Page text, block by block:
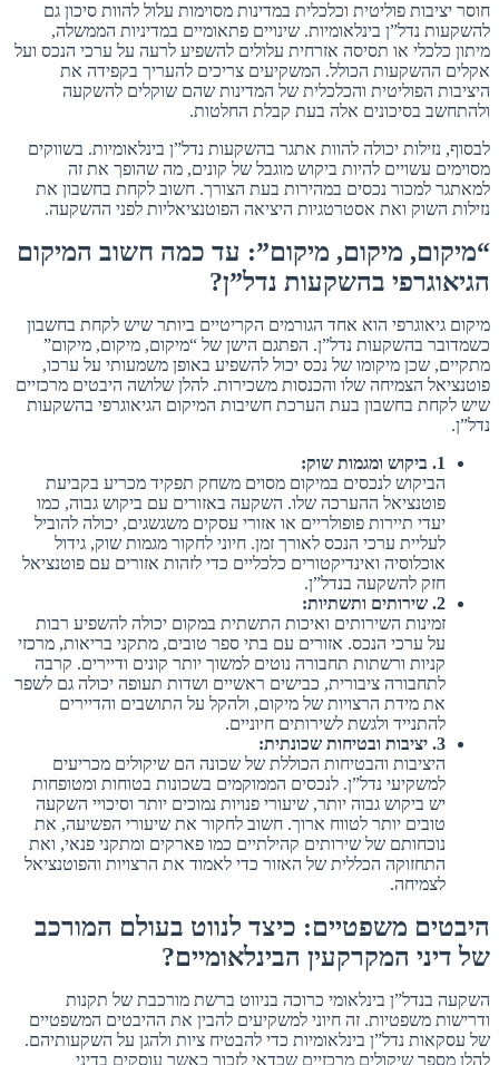
חוסר יציבות פוליטית וכלכלית במדינות מסוימות עלול להוות סיכון גם
להשקעות נדל”ן בינלאומיות. שינויים פתאומיים במדיניות הממשלה,
מיתון כלכלי או תסיסה אזרחית עלולים להשפיע לרעה על ערכי הנכס ועל
אקלים ההשקעות הכולל. המשקיעים צריכים להעריך בקפידה את
היציבות הפוליטית והכלכלית של המדינות שהם שוקלים להשקעה
ולהתחשב בסיכונים אלה בעת קבלת החלטות.
לבסוף, נזילות יכולה להוות אתגר בהשקעות נדל”ן בינלאומיות. בשווקים
מסוימים עשויים להיות ביקוש מוגבל של קונים, מה שהופך את זה
למאתגר למכור נכסים במהירות בעת הצורך. חשוב לקחת בחשבון את
נזילות השוק ואת אסטרטגיות היציאה הפוטנציאליות לפני ההשקעה.
“מיקום, מיקום, מיקום”: עד כמה חשוב המיקום
הגיאוגרפי בהשקעות נדל”ן?
מיקום גיאוגרפי הוא אחד הגורמים הקריטיים ביותר שיש לקחת בחשבון
כשמדובר בהשקעות נדל”ן. הפתגם הישן של “מיקום, מיקום, מיקום”
מתקיים, שכן מיקומו של נכס יכול להשפיע באופן משמעותי על ערכו,
פוטנציאל הצמיחה שלו והכנסות משכירות. להלן שלושה היבטים מרכזיים
שיש לקחת בחשבון בעת הערכת חשיבות המיקום הגיאוגרפי בהשקעות
נדל”ן.
1
. ביקוש ומגמות שוק:
הביקוש לנכסים במיקום מסוים משחק תפקיד מכריע בקביעת
פוטנציאל ההערכה שלו. השקעה באזורים עם ביקוש גבוה, כמו
יעדי תיירות פופולריים או אזורי עסקים משגשגים, יכולה להוביל
לעליית ערכי הנכס לאורך זמן. חיוני לחקור מגמות שוק, גידול
אוכלוסיה ואינדיקטורים כלכליים כדי לזהות אזורים עם פוטנציאל
חזק להשקעה בנדל”ן.
2
. שירותים ותשתיות:
זמינות השירותים ואיכות התשתית במקום יכולה להשפיע רבות
על ערכי הנכס. אזורים עם בתי ספר טובים, מתקני בריאות, מרכזי
קניות ורשתות תחבורה נוטים למשוך יותר קונים ודיירים. קרבה
לתחבורה ציבורית, כבישים ראשיים ושדות תעופה יכולה גם לשפר
את מידת הרצויות של מיקום, ולהקל על התושבים והדיירים
להתנייד ולגשת לשירותים חיוניים.
3
. יציבות ובטיחות שכונתית:
היציבות והבטיחות הכוללת של שכונה הם שיקולים מכריעים
למשקיעי נדל”ן. לנכסים הממוקמים בשכונות בטוחות ומטופחות
יש ביקוש גבוה יותר, שיעורי פנויות נמוכים יותר וסיכויי השקעה
טובים יותר לטווח ארוך. חשוב לחקור את שיעורי הפשיעה, את
נוכחותם של שירותים קהילתיים כמו פארקים ומתקני פנאי, ואת
התחזוקה הכללית של האזור כדי לאמוד את הרצויות והפוטנציאל
לצמיחה.
היבטים משפטיים: כיצד לנווט בעולם המורכב
של דיני המקרקעין הבינלאומיים?
השקעה בנדל”ן בינלאומי כרוכה בניווט ברשת מורכבת של תקנות
ודרישות משפטיות. זה חיוני למשקיעים להבין את ההיבטים המשפטיים
של עסקאות נדל”ן בינלאומיות כדי להבטיח ציות ולהגן על השקעותיהם.
להלן מספר שיקולים מרכזיים שכדאי לזכור כאשר עוסקים בדיני